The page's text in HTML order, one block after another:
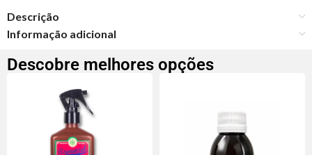
Descrição
Informação adicional
Descobre melhores opções